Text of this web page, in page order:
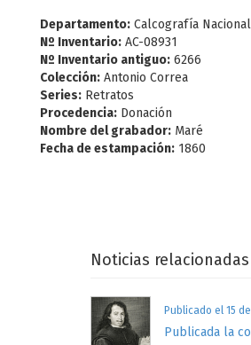
Departamento: Calcografía Nacional
Nº Inventario: AC-08931
Nº Inventario antiguo: 6266
Colección: Antonio Correa
Series: Retratos
Procedencia: Donación
Nombre del grabador: Maré
Fecha de estampación: 1860
Noticias relacionadas
Publicado el 15
Publicada la